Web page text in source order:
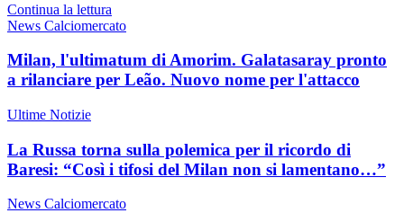
Continua la lettura
News Calciomercato
Milan, l'ultimatum di Amorim. Galatasaray pronto
a rilanciare per Leão. Nuovo nome per l'attacco
Ultime Notizie
La Russa torna sulla polemica per il ricordo di
Baresi: “Così i tifosi del Milan non si lamentano…”
News Calciomercato